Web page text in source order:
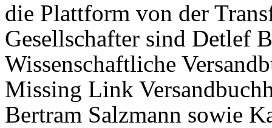
die Plattform von der
Gesellschafter sind Detlef
Wissenschaftliche
Missing Link
Bertram Salzmann sowie